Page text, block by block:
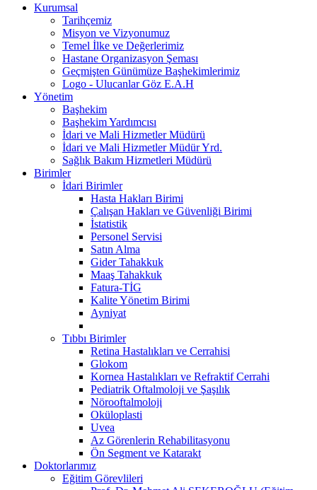
Kurumsal
Tarihçemiz
Misyon ve Vizyonumuz
Temel İlke ve Değerlerimiz
Hastane Organizasyon Şeması
Geçmişten Günümüze Başhekimlerimiz
Logo - Ulucanlar Göz E.A.H
Yönetim
Başhekim
Başhekim Yardımcısı
İdari ve Mali Hizmetler Müdürü
İdari ve Mali Hizmetler Müdür Yrd.
Sağlık Bakım Hizmetleri Müdürü
Birimler
İdari Birimler
Hasta Hakları Birimi
Çalışan Hakları ve Güvenliği Birimi
İstatistik
Personel Servisi
Satın Alma
Gider Tahakkuk
Maaş Tahakkuk
Fatura-TİG
Kalite Yönetim Birimi
Ayniyat
Tıbbı Birimler
Retina Hastalıkları ve Cerrahisi
Glokom
Kornea Hastalıkları ve Refraktif Cerrahi
Pediatrik Oftalmoloji ve Şaşılık
Nörooftalmoloji
Oküloplasti
Uvea
Az Görenlerin Rehabilitasyonu
Ön Segment ve Katarakt
Doktorlarımız
Eğitim Görevlileri